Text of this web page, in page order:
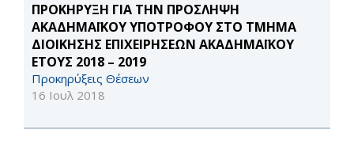
ΠΡΟΚΗΡΥΞΗ ΓΙΑ ΤΗΝ ΠΡΟΣΛΗΨΗ
ΑΚΑΔΗΜΑΪΚΟΥ ΥΠΟΤΡΟΦΟΥ ΣΤΟ ΤΜΗΜΑ
ΔΙΟΙΚΗΣΗΣ ΕΠΙΧΕΙΡΗΣΕΩΝ ΑΚΑΔΗΜΑΪΚΟΥ
ΕΤΟΥΣ 2018 – 2019
Προκηρύξεις Θέσεων
16 Ιουλ 2018